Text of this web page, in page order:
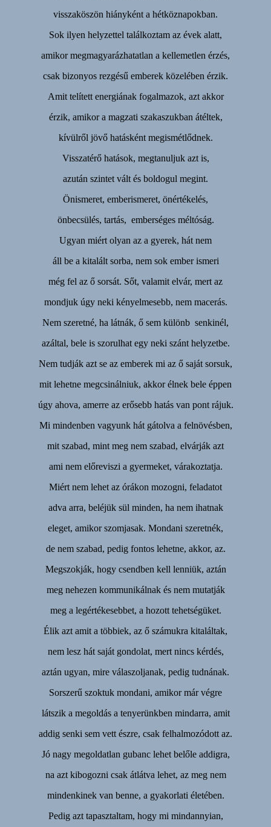
visszaköszön hiányként a hétköznapokban.
Sok ilyen helyzettel találkoztam az évek alatt,
amikor megmagyarázhatatlan a kellemetlen érzés,
csak bizonyos rezgésű emberek közelében érzik.
Amit telített energiának fogalmazok, azt akkor
érzik, amikor a magzati szakaszukban átéltek,
kívülről jövő hatásként megismétlődnek.
Visszatérő hatások, megtanuljuk azt is,
azután szintet vált és boldogul megint.
Önismeret, emberismeret, önértékelés,
önbecsülés, tartás, emberséges méltóság.
Ugyan miért olyan az a gyerek, hát nem
áll be a kitalált sorba, nem sok ember ismeri
még fel az ő sorsát. Sőt, valamit elvár, mert az
mondjuk úgy neki kényelmesebb, nem macerás.
Nem szeretné, ha látnák, ő sem különb senkinél,
azáltal, bele is szorulhat egy neki szánt helyzetbe.
Nem tudják azt se az emberek mi az ő saját sorsuk,
mit lehetne megcsinálniuk, akkor élnek bele éppen
úgy ahova, amerre az erősebb hatás van pont rájuk.
Mi mindenben vagyunk hát gátolva a felnövésben,
mit szabad, mint meg nem szabad, elvárják azt
ami nem előreviszi a gyermeket, várakoztatja.
Miért nem lehet az órákon mozogni, feladatot
adva arra, beléjük sül minden, ha nem ihatnak
eleget, amikor szomjasak. Mondani szeretnék,
de nem szabad, pedig fontos lehetne, akkor, az.
Megszokják, hogy csendben kell lenniük, aztán
meg nehezen kommunikálnak és nem mutatják
meg a legértékesebbet, a hozott tehetségüket.
Élik azt amit a többiek, az ő számukra kitaláltak,
nem lesz hát saját gondolat, mert nincs kérdés,
aztán ugyan, mire válaszoljanak, pedig tudnának.
Sorszerű szoktuk mondani, amikor már végre
látszik a megoldás a tenyerünkben mindarra, amit
addig senki sem vett észre, csak felhalmozódott az.
Jó nagy megoldatlan gubanc lehet belőle addigra,
na azt kibogozni csak átlátva lehet, az meg nem
mindenkinek van benne, a gyakorlati életében.
Pedig azt tapasztaltam, hogy mi mindannyian,